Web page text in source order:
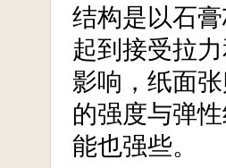
结构是以石
起到接受拉
影响，纸面
的强度与弹
能也强些。